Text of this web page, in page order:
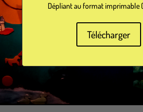
Dépliant au format imprimable
Télécharger